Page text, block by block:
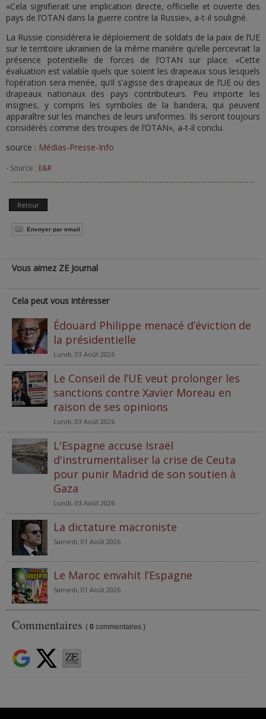
«Cela signifierait une implication directe, officielle et ouverte des
pays de l’OTAN dans la guerre contre la Russie», a-t-il souligné.
La Russie considérera le déploiement de soldats de la paix de l’UE
sur le territoire ukrainien de la même manière qu’elle percevrait la
présence potentielle de forces de l’OTAN sur place. «Cette
évaluation est valable quels que soient les drapeaux sous lesquels
l’opération sera menée, qu’il s’agisse des drapeaux de l’UE ou des
drapeaux nationaux des pays contributeurs. Peu importe les
insignes, y compris les symboles de la bandera, qui peuvent
apparaître sur les manches de leurs uniformes. Ils seront toujours
considérés comme des troupes de l’OTAN», a-t-il conclu.
source : Médias-Presse-Info
- Source : E&R
Retour
Envoyer par email
Vous aimez ZE Journal
Cela peut vous intéresser
Édouard Philippe menacé d’éviction de
la présidentielle
Lundi, 03 Août 2026
Le Conseil de l’UE veut prolonger les
sanctions contre Xavier Moreau en
raison de ses opinions
Lundi, 03 Août 2026
L'Espagne accuse Israël
d'instrumentaliser la crise de Ceuta
pour punir Madrid de son soutien à
Gaza
Lundi, 03 Août 2026
La dictature macroniste
Samedi, 01 Août 2026
Le Maroc envahit l’Espagne
Samedi, 01 Août 2026
Commentaires ( 0 commentaires )